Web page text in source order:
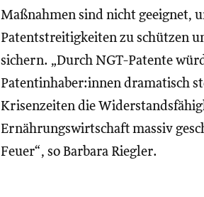
Maßnahmen sind nicht geeignet,
Patentstreitigkeiten zu schützen
sichern. „Durch NGT-Patente
Patentinhaber:innen dramatisch
Krisenzeiten die
Ernährungswirtschaft massiv
Feuer“, so Barbara Riegler.